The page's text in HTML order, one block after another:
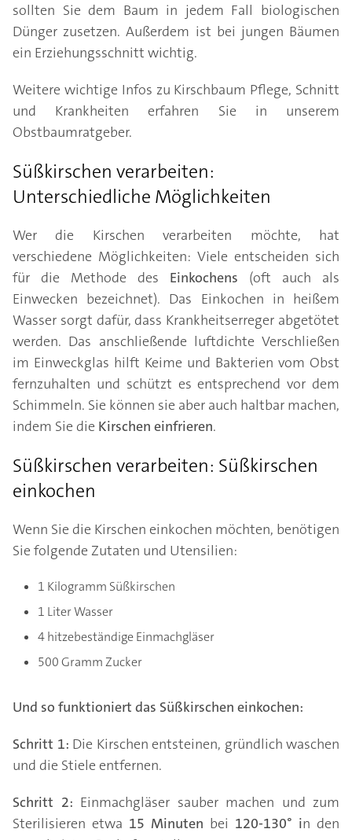
sollten Sie dem Baum in jedem Fall biologischen
Dünger zusetzen. Außerdem ist bei jungen Bäumen
ein Erziehungsschnitt wichtig.
Weitere wichtige Infos zu Kirschbaum Pflege, Schnitt
und Krankheiten erfahren Sie in unserem
Obstbaumratgeber.
Süßkirschen verarbeiten:
Unterschiedliche Möglichkeiten
Wer die Kirschen verarbeiten möchte, hat
verschiedene Möglichkeiten: Viele entscheiden sich
für die Methode des Einkochens (oft auch als
Einwecken bezeichnet). Das Einkochen in heißem
Wasser sorgt dafür, dass Krankheitserreger abgetötet
werden. Das anschließende luftdichte Verschließen
im Einweckglas hilft Keime und Bakterien vom Obst
fernzuhalten und schützt es entsprechend vor dem
Schimmeln. Sie können sie aber auch haltbar machen,
indem Sie die Kirschen einfrieren.
Süßkirschen verarbeiten: Süßkirschen
einkochen
Wenn Sie die Kirschen einkochen möchten, benötigen
Sie folgende Zutaten und Utensilien:
1 Kilogramm Süßkirschen
1 Liter Wasser
4 hitzebeständige Einmachgläser
500 Gramm Zucker
Und so funktioniert das Süßkirschen einkochen:
Schritt 1: Die Kirschen entsteinen, gründlich waschen
und die Stiele entfernen.
Schritt 2: Einmachgläser sauber machen und zum
Sterilisieren etwa 15 Minuten bei 120-130° in den